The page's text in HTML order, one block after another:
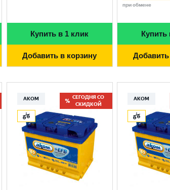
Купить в 1 клик
Добавить в корзину
при обмене
Купить
АКОМ
СЕГОДНЯ СО
СКИДКОЙ
АКОМ